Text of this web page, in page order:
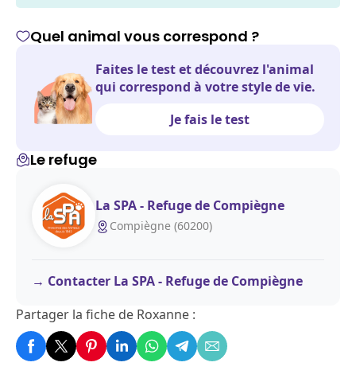
Quel animal vous correspond ?
Faites le test et découvrez l'animal
qui correspond à votre style de vie.
Je fais le test
Le refuge
La SPA - Refuge de Compiègne
Compiègne (60200)
Contacter La SPA - Refuge de Compiègne
Partager la fiche de Roxanne :